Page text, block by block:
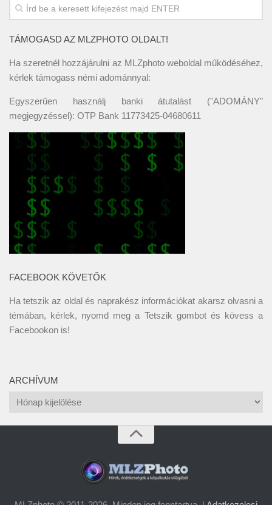
TÁMOGASD AZ MLZPHOTO OLDALT!
Ha szeretnél hozzájárulni az MLZphoto weboldal működéséhez,
kérlek támogass némi adománnyal:
Egyszerűen használj banki átutalást ("ADOMÁNY"
megjegyzéssel): OTP Bank 11773425-04680611
FACEBOOK KÖVETŐK
Ha tetszik az oldal és naprakész információkat akarsz olvasni a
témában, kérlek, nyomd meg a Tetszik gombot és kövess a
Facebookon is!
ARCHÍVUM
Archívum